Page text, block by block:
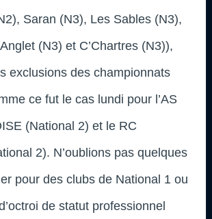
Saran (N3), Les Sables (N3),
(N3) et C’Chartres (N3)),
exclusions des championnats
ce fut le cas lundi pour l’AS
(National 2) et le RC
2). N’oublions pas quelques
pour des clubs de National 1 ou
de statut professionnel